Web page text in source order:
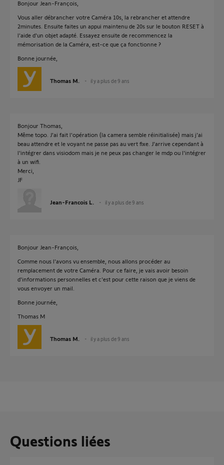
Bonjour Jean-François,
Vous aller débrancher votre Caméra 10s, la rebrancher et attendre
2minutes. Ensuite faites un appui maintenu de 20s sur le bouton RESET à
l'aide d'un objet adapté. Essayez ensuite de recommencez la
mémorisation de la Caméra, est-ce que ça fonctionne ?
Bonne journée,
Thomas M. il y a plus de 9 ans
Bonjour Thomas,
Même topo. J'ai fait l'opération (la camera semble réinitialisée) mais j'ai
beau attendre et le voyant ne passe pas au vert fixe. J'arrive cependant à
l'intégrer dans visiodom mais je ne peux pas changer le mdp ou l'intégrer
à un wifi.
Merci,
JF
Jean-Francois L. il y a plus de 9 ans
Bonjour Jean-François,
Comme nous l'avons vu ensemble, nous allons procéder au
remplacement de votre Caméra. Pour ce faire, je vais avoir besoin
d'informations personnelles et c'est pour cette raison que je viens de
vous envoyer un mail.
Bonne journée,
Thomas M
Thomas M. il y a plus de 9 ans
Questions liées